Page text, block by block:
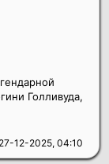
27-12-2025, 04:10
Голливуда,